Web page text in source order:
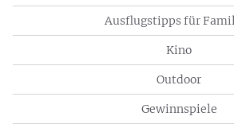
Ausflugstipps für
Kino
Outdoor
Gewinnspiele